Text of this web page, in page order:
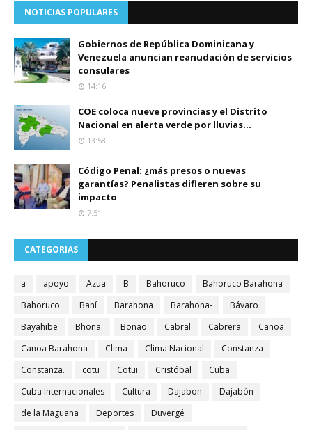
NOTICIAS POPULARES
Gobiernos de República Dominicana y
Venezuela anuncian reanudación de servicios
consulares
14:16
COE coloca nueve provincias y el Distrito
Nacional en alerta verde por lluvias...
13:58
Código Penal: ¿más presos o nuevas
garantías? Penalistas difieren sobre su
impacto
7:51
CATEGORIAS
a apoyo Azua B Bahoruco
Bahoruco Barahona
Bahoruco.
Baní Barahona Barahona-
Bávaro
Bayahibe
Bhona. Bonao Cabral Cabrera
Canoa
Canoa Barahona
Clima Clima Nacional
Constanza
Constanza.
cotu Cotui Cristóbal
Cuba
Cuba Internacionales
Cultura Dajabon
Dajabón
de la Maguana
Deportes
Duvergé